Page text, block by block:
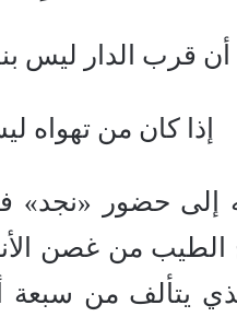
قرب الدار ليس
من تهواه
إلى حضور «نجد»
الطيب من غصن
يتألف من سبعة